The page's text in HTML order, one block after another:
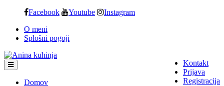
content
Facebook Youtube Instagram
O meni
Splošni pogoji
Kontakt
Prijava
Registracija
Domov